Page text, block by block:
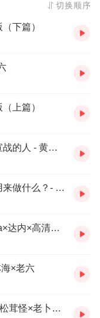
切换顺序
下篇）
上篇）
读库立体声 | 听，这些向七千种疾病宣战的人 - 黄如方×喻柏雅×老六
读库插话会 | 吃一顿火锅的钱，还能用来做什么？- 和平×鬼灯×晟钧
读库插话会 | 带上地球去跑路！- Nova×达内×高清×大纲
×老六
读库立体声 | 30岁，我消失了518天 - 松茸怪×老卜×老六